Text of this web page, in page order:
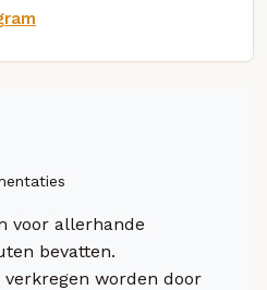
voor allerhande
bevatten.
worden door